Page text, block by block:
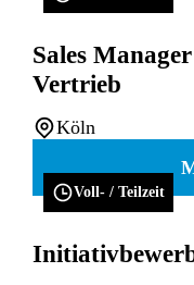
Sales
Vertrieb
Köln
Voll- / Teilzeit